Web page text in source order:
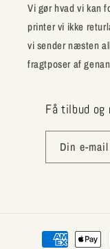
Vi gør hvad vi kan
printer vi ikke
vi sender næsten
fragtposer af
Få tilbud og
Din e-mail
Betalingsmetoder